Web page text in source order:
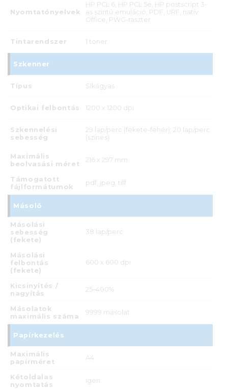
Nyomtatónyelvek
HP PCL 6, HP PCL 5e, HP postscript 3-
as szintű emuláció, PDF, URF, natív
Office, PWG-raszter
Tintarendszer 1 toner
Szkenner
Típus Síkágyas
Optikai felbontás 1200 x 1200 dpi
Szkennelési
sebesség
29 lap/perc (fekete-fehér); 20 lap/perc
(színes)
Maximális
beolvasási méret
216 x 297 mm
Támogatott
fájlformátumok
pdf, jpeg, tiff
Másoló
Másolási
sebesség
(fekete)
38 lap/perc
Másolási
felbontás
(fekete)
600 x 600 dpi
Kicsinyítés /
nagyítás
25–400%
Másolatok
maximális száma
9999 másolat
Papírkezelés
Maximális
papírméret
A4
Kétoldalas
nyomtatás
igen